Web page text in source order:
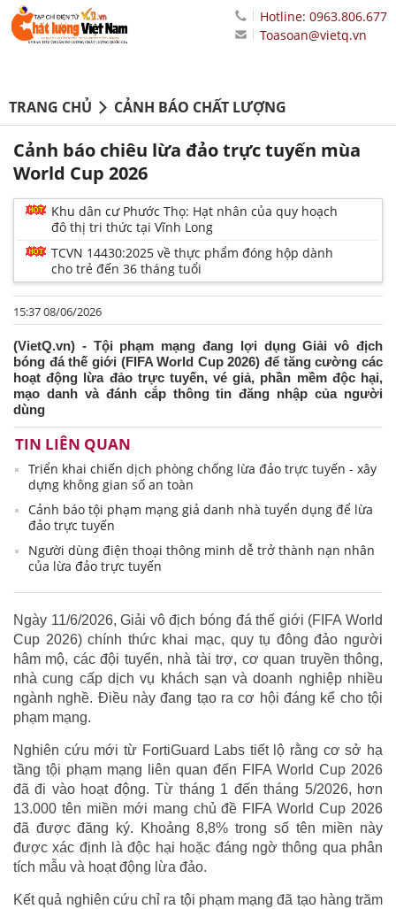
Hotline: 0963.806.677
Toasoan@vietq.vn
TRANG CHỦ CẢNH BÁO CHẤT LƯỢNG
Cảnh báo chiêu lừa đảo trực tuyến mùa
World Cup 2026
Khu dân cư Phước Thọ: Hạt nhân của quy hoạch
đô thị tri thức tại Vĩnh Long
TCVN 14430:2025 về thực phẩm đóng hộp dành
cho trẻ đến 36 tháng tuổi
15:37 08/06/2026
(VietQ.vn) - Tội phạm mạng đang lợi dụng Giải vô địch
bóng đá thế giới (FIFA World Cup 2026) để tăng cường các
hoạt động lừa đảo trực tuyến, vé giả, phần mềm độc hại,
mạo danh và đánh cắp thông tin đăng nhập của người
dùng
TIN LIÊN QUAN
Triển khai chiến dịch phòng chống lừa đảo trực tuyến - xây
dựng không gian số an toàn
Cảnh báo tội phạm mạng giả danh nhà tuyển dụng để lừa
đảo trực tuyến
Người dùng điện thoại thông minh dễ trở thành nạn nhân
của lừa đảo trực tuyến
Ngày 11/6/2026, Giải vô địch bóng đá thế giới (FIFA World
Cup 2026) chính thức khai mạc, quy tụ đông đảo người
hâm mộ, các đội tuyển, nhà tài trợ, cơ quan truyền thông,
nhà cung cấp dịch vụ khách sạn và doanh nghiệp nhiều
ngành nghề. Điều này đang tạo ra cơ hội đáng kể cho tội
phạm mạng.
Nghiên cứu mới từ FortiGuard Labs tiết lộ rằng cơ sở hạ
tầng tội phạm mạng liên quan đến FIFA World Cup 2026
đã đi vào hoạt động. Từ tháng 1 đến tháng 5/2026, hơn
13.000 tên miền mới mang chủ đề FIFA World Cup 2026
đã được đăng ký. Khoảng 8,8% trong số tên miền này
được xác định là độc hại hoặc đáng ngờ thông qua phân
tích mẫu và hoạt động lừa đảo.
Kết quả nghiên cứu chỉ ra tội phạm mạng đã tạo hàng trăm